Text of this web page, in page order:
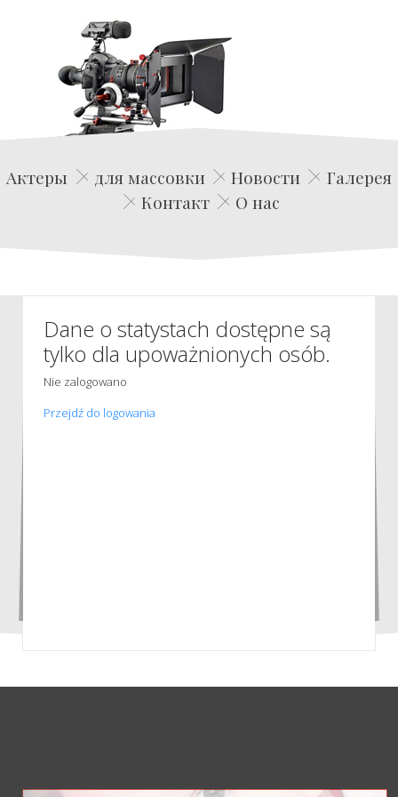
Edwin Film Agencja Aktorska
Актеры для массовки Новости
Галерея
Контакт
О нас
Dane o statystach dostępne są
tylko dla upoważnionych osób.
Nie zalogowano
Przejdź do logowania